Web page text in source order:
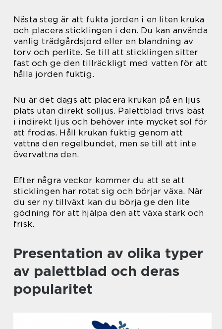
Nästa steg är att fukta jorden i en liten kruka
och placera sticklingen i den. Du kan använda
vanlig trädgårdsjord eller en blandning av
torv och perlite. Se till att sticklingen sitter
fast och ge den tillräckligt med vatten för att
hålla jorden fuktig.
Nu är det dags att placera krukan på en ljus
plats utan direkt solljus. Palettblad trivs bäst
i indirekt ljus och behöver inte mycket sol för
att frodas. Håll krukan fuktig genom att
vattna den regelbundet, men se till att inte
övervattna den.
Efter några veckor kommer du att se att
sticklingen har rotat sig och börjar växa. När
du ser ny tillväxt kan du börja ge den lite
gödning för att hjälpa den att växa stark och
frisk.
Presentation av olika typer
av palettblad och deras
popularitet